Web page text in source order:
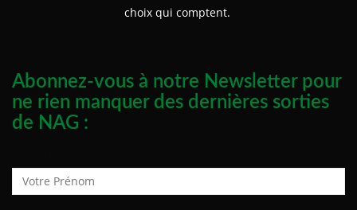
choix qui comptent.
Abonnez-vous à notre Newsletter pour
ne rien manquer des dernières sorties
de NAG :